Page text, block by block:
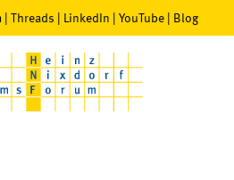
| Threads | LinkedIn | YouTube | Blog